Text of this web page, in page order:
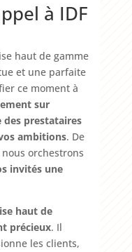
à IDF
haut de gamme
et une parfaite
ce moment à
sur
des prestataires
ambitions. De
orchestrons
invités une
haut de
précieux. Il
les clients,